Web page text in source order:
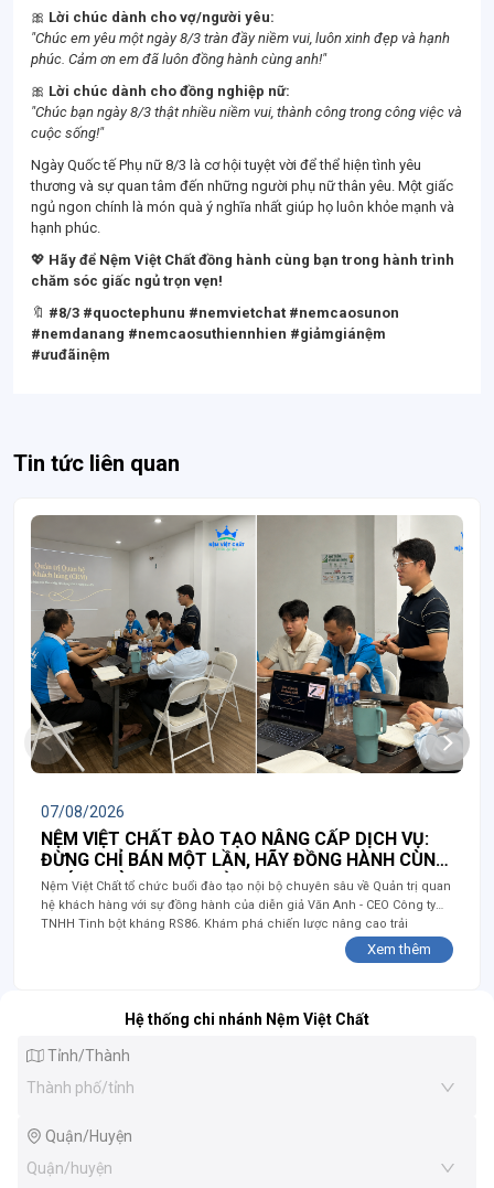
🎀 Lời chúc dành cho vợ/người yêu:
"Chúc em yêu một ngày 8/3 tràn đầy niềm vui, luôn xinh đẹp và hạnh
phúc. Cảm ơn em đã luôn đồng hành cùng anh!"
🎀 Lời chúc dành cho đồng nghiệp nữ:
"Chúc bạn ngày 8/3 thật nhiều niềm vui, thành công trong công việc và
cuộc sống!"
Ngày Quốc tế Phụ nữ 8/3 là cơ hội tuyệt vời để thể hiện tình yêu
thương và sự quan tâm đến những người phụ nữ thân yêu. Một giấc
ngủ ngon chính là món quà ý nghĩa nhất giúp họ luôn khỏe mạnh và
hạnh phúc.
💖 Hãy để Nệm Việt Chất đồng hành cùng bạn trong hành trình
chăm sóc giấc ngủ trọn vẹn!
🔖 #8/3 #quoctephunu #nemvietchat #nemcaosunon
#nemdanang #nemcaosuthiennhien #giảmgiánệm
#ưuđãinệm
Tin tức liên quan
07/08/2026
NỆM VIỆT CHẤT ĐÀO TẠO NÂNG CẤP DỊCH VỤ:
ĐỪNG CHỈ BÁN MỘT LẦN, HÃY ĐỒNG HÀNH CÙNG
KHÁCH HÀNG TRỌN ĐỜI
Nệm Việt Chất tổ chức buổi đào tạo nội bộ chuyên sâu về Quản trị quan
hệ khách hàng với sự đồng hành của diễn giả Văn Anh - CEO Công ty
TNHH Tinh bột kháng RS86. Khám phá chiến lược nâng cao trải
nghiệm dịch vụ và đồng hành trọn đời cùng khách hàng!Xem thêm
Hệ thống chi nhánh Nệm Việt Chất
Tỉnh/Thành
Thành phố/tỉnh
Quận/Huyện
Quận/huyện